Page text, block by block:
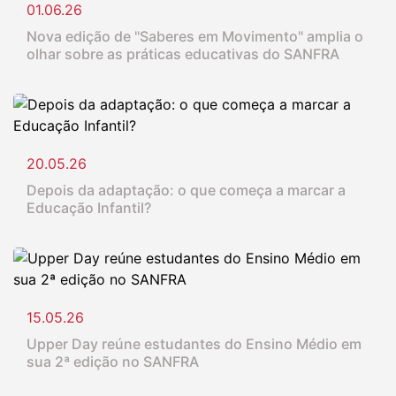
01.06.26
Nova edição de "Saberes em Movimento" amplia o
olhar sobre as práticas educativas do SANFRA
20.05.26
Depois da adaptação: o que começa a marcar a
Educação Infantil?
15.05.26
Upper Day reúne estudantes do Ensino Médio em
sua 2ª edição no SANFRA